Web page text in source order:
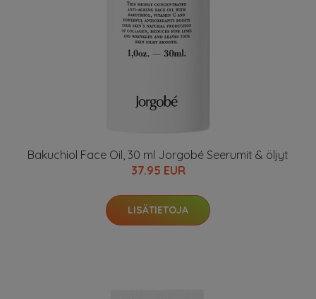
Bakuchiol Face Oil, 30 ml Jorgobé Seerumit & öljyt
37.95 EUR
LISÄTIETOJA